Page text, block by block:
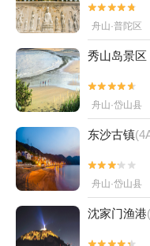


舟山·普陀区
秀山岛景区


舟山·岱山县
东沙古镇


舟山·岱山县
沈家门渔港

